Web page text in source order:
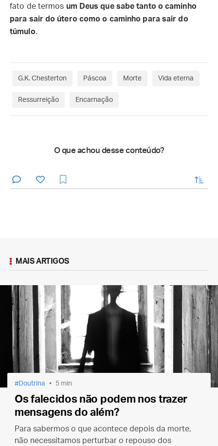
fato de termos um Deus que sabe tanto o caminho
para sair do útero como o caminho para sair do
túmulo.
G.K. Chesterton Páscoa Morte Vida eterna
Ressurreição Encarnação
O que achou desse conteúdo?
enviar
MAIS ARTIGOS
Doutrina 5 min
Os falecidos não podem nos trazer
mensagens do além?
Para sabermos o que acontece depois da morte,
não necessitamos perturbar o repouso dos